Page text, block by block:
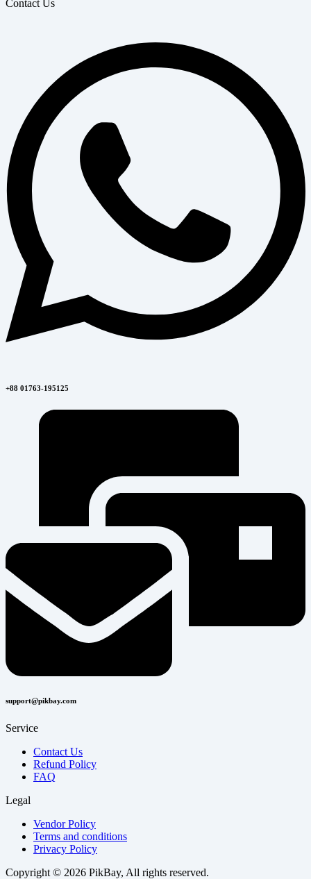
Contact Us
+88 01763-195125
support@pikbay.com
Service
Contact Us
Refund Policy
FAQ
Legal
Vendor Policy
Terms and conditions
Privacy Policy
Copyright © 2026 PikBay, All rights reserved.